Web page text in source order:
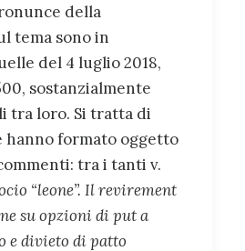
della
tema sono in
del 4 luglio 2018,
sostanzialmente
tra loro. Si tratta di
hanno formato oggetto
tra i tanti v.
“leone”. Il revirement
su opzioni di put a
e divieto di patto